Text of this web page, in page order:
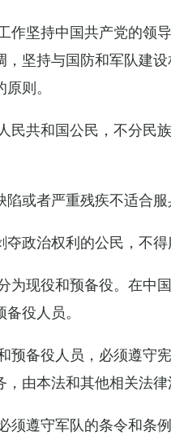
作坚持中国共产党的领
，坚持与国防和军队建
则。
民共和国公民，不分民
或者严重残疾不适合服
政治权利的公民，不得
为现役和预备役。在中
役人员。
预备役人员，必须遵守
由本法和其他相关法律
须遵守军队的条令和条